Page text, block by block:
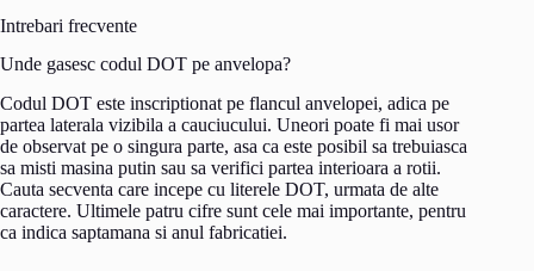
Intrebari frecvente
Unde gasesc codul DOT pe anvelopa?
Codul DOT este inscriptionat pe flancul anvelopei, adica pe
partea laterala vizibila a cauciucului. Uneori poate fi mai usor
de observat pe o singura parte, asa ca este posibil sa trebuiasca
sa misti masina putin sau sa verifici partea interioara a rotii.
Cauta secventa care incepe cu literele DOT, urmata de alte
caractere. Ultimele patru cifre sunt cele mai importante, pentru
ca indica saptamana si anul fabricatiei.